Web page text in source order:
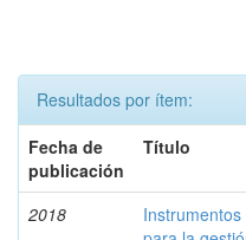
Resultados por ítem:
Fecha de
publicación
Título
2018